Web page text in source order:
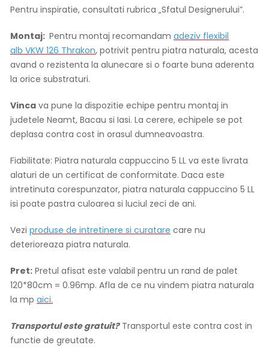
Pentru inspiratie, consultati rubrica „Sfatul Designerului”.
Montaj: Pentru montaj recomandam adeziv flexibil
alb VKW 126 Thrakon, potrivit pentru piatra naturala, acesta
avand o rezistenta la alunecare si o foarte buna aderenta
la orice substraturi.
Vinca va pune la dispozitie echipe pentru montaj in
judetele Neamt, Bacau si Iasi. La cerere, echipele se pot
deplasa contra cost in orasul dumneavoastra.
Fiabilitate: Piatra naturala cappuccino 5 LL va este livrata
alaturi de un certificat de conformitate. Daca este
intretinuta corespunzator, piatra naturala cappuccino 5 LL
isi poate pastra culoarea si luciul zeci de ani.
Vezi produse de intretinere si curatare care nu
deterioreaza piatra naturala.
Pret: Pretul afisat este valabil pentru un rand de palet
120*80cm = 0.96mp. Afla de ce nu vindem piatra naturala
la mp aici.
Transportul este gratuit?Transportul este contra cost in
functie de greutate.